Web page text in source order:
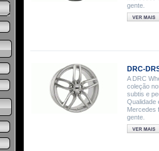
gente.
DRC-
A DRC
coleção
subtis e
Qualidade
Mercedes
gente.